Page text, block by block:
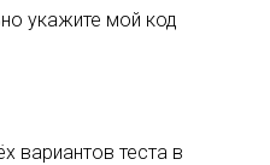
укажите мой код
вариантов теста в